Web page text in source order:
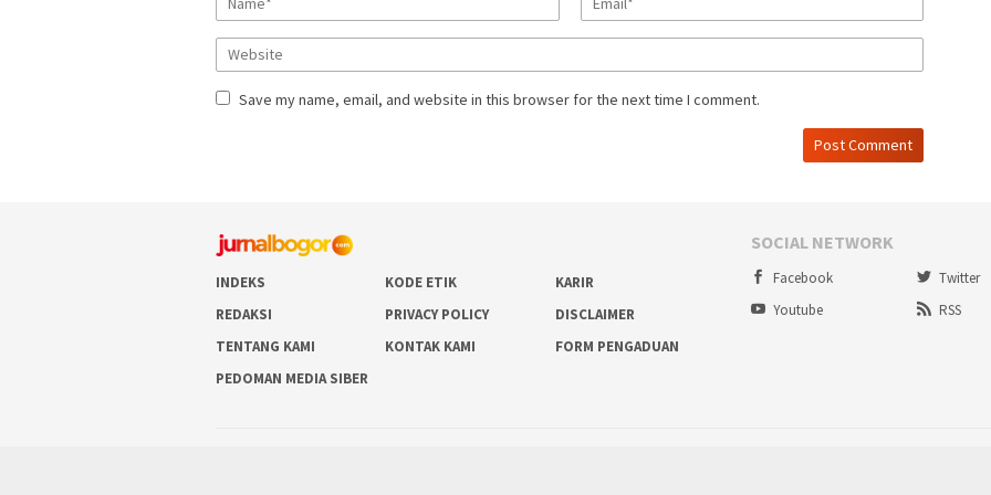
Save my name, email, and website in this browser for the next time I comment.
INDEKS KODE ETIK
KARIR
REDAKSI
PRIVACY POLICY
DISCLAIMER
TENTANG KAMI
KONTAK KAMI
FORM PENGADUAN
PEDOMAN MEDIA SIBER
SOCIAL NETWORK
Facebook Twitter
Youtube
RSS